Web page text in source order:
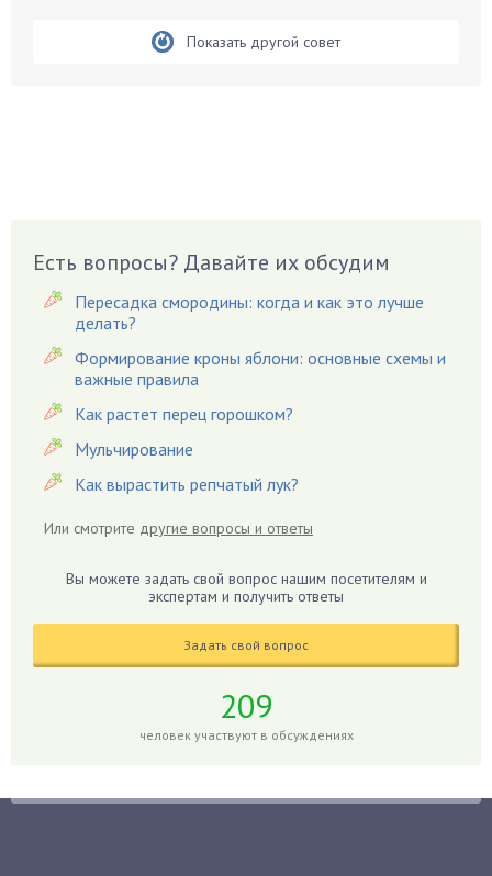
Вешенки
Виноград
Вредители
Гардения
Гацания
Гвоздики
Георгины
Гиацинт
Гладиолусы
Гранат
Показать другой совет
Есть вопросы? Давайте их обсудим
Пересадка смородины: когда и как это лучше
делать?
Формирование кроны яблони: основные схемы и
важные правила
Как растет перец горошком?
Мульчирование
Как вырастить репчатый лук?
Или смотрите другие вопросы и ответы
Вы можете задать свой вопрос нашим посетителям и
экспертам и получить ответы
Задать свой вопрос
209
человек участвуют в обсуждениях